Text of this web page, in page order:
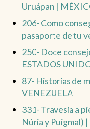
Uruápan |
206- Como
pasaporte de tu
250- Doce
ESTADOS
87- Historias de
VENEZUELA
331- Travesía a
Núria y Puigmal)